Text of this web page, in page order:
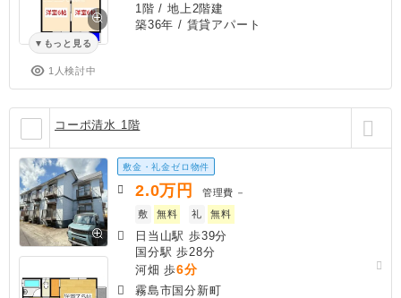
もっと見る
1人検討中
1階 / 地上2階建
築36年 / 賃貸アパート
コーポ清水 1階
敷金・礼金ゼロ物件
2.0万円 管理費 －
敷
無料 礼 無料
日当山駅 歩39分
国分駅 歩28分
河畑 歩6分
霧島市国分新町